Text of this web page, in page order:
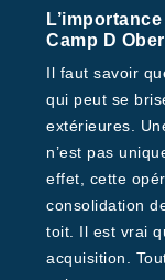
Camp D
Il faut savoir
qui peut se
extérieures.
n’est pas
effet, cette
consolidation
toit. Il est vrai
acquisition.